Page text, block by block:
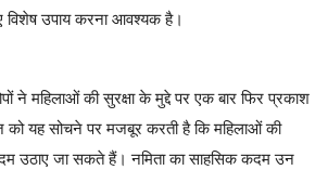
विशेष उपाय करना आवश्यक है।
ने महिलाओं की सुरक्षा के मुद्दे पर एक बार फिर प्रकाश
को यह सोचने पर मजबूर करती है कि महिलाओं की
उठाए जा सकते हैं। नमिता का साहसिक कदम उन